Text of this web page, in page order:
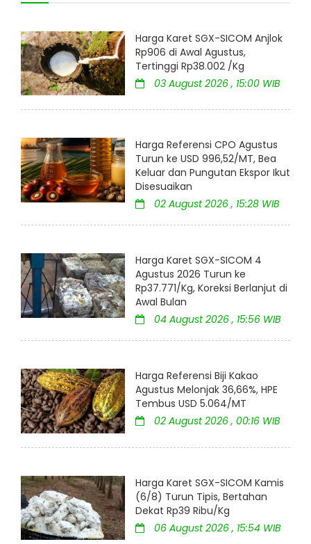
Harga Karet SGX-SICOM Anjlok
Rp906 di Awal Agustus,
Tertinggi Rp38.002 /Kg
03 August 2026 , 15:00 WIB
Harga Referensi CPO Agustus
Turun ke USD 996,52/MT, Bea
Keluar dan Pungutan Ekspor Ikut
Disesuaikan
02 August 2026 , 15:28 WIB
Harga Karet SGX-SICOM 4
Agustus 2026 Turun ke
Rp37.771/Kg, Koreksi Berlanjut di
Awal Bulan
04 August 2026 , 15:56 WIB
Harga Referensi Biji Kakao
Agustus Melonjak 36,66%, HPE
Tembus USD 5.064/MT
02 August 2026 , 00:16 WIB
Harga Karet SGX-SICOM Kamis
(6/8) Turun Tipis, Bertahan
Dekat Rp39 Ribu/Kg
06 August 2026 , 15:54 WIB